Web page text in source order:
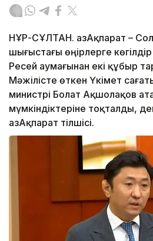
НҰР-СҰЛТАН. ҚазАқпарат –
шығыстағы өңірлерге
Ресей аумағынан екі құбыр
Мәжілісте өткен Үкімет
министрі Болат Ақшолақов
мүмкіндіктеріне тоқталды,
ҚазАқпарат тілшісі.